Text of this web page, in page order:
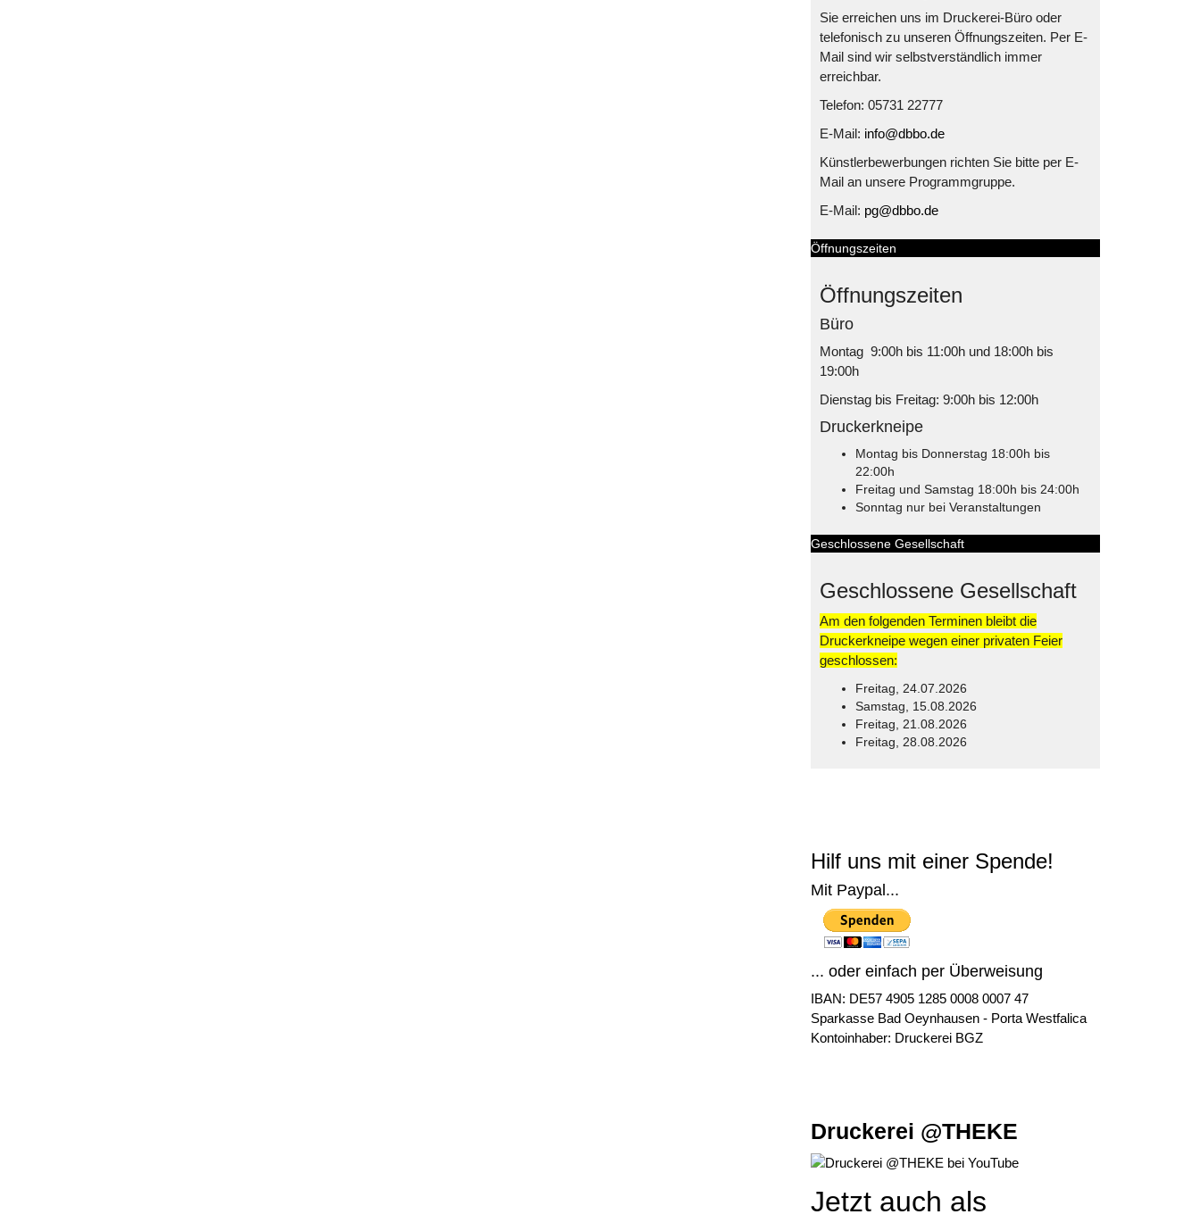
Sie erreichen uns im Druckerei-Büro oder
telefonisch zu unseren Öffnungszeiten. Per E-
Mail sind wir selbstverständlich immer
erreichbar.
Telefon: 05731 22777
E-Mail: info@dbbo.de
Künstlerbewerbungen richten Sie bitte per E-
Mail an unsere Programmgruppe.
E-Mail: pg@dbbo.de
Öffnungszeiten
Öffnungszeiten
Büro
Montag 9:00h bis 11:00h und 18:00h bis
19:00h
Dienstag bis Freitag: 9:00h bis 12:00h
Druckerkneipe
Montag bis Donnerstag 18:00h bis
22:00h
Freitag und Samstag 18:00h bis 24:00h
Sonntag nur bei Veranstaltungen
Geschlossene Gesellschaft
Geschlossene Gesellschaft
Am den folgenden Terminen bleibt die
Druckerkneipe wegen einer privaten Feier
geschlossen:
Freitag, 24.07.2026
Samstag, 15.08.2026
Freitag, 21.08.2026
Freitag, 28.08.2026
Hilf uns mit einer Spende!
Mit Paypal...
... oder einfach per Überweisung
IBAN: DE57 4905 1285 0008 0007 47
Sparkasse Bad Oeynhausen - Porta Westfalica
Kontoinhaber: Druckerei BGZ
Druckerei @THEKE
Jetzt auch als